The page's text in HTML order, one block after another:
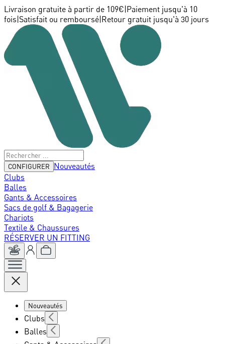
Livraison gratuite à partir de 109€ Paiement jusqu'à 10
fois Satisfait ou remboursé Retour gratuit jusqu'à 30 jours
CONFIGURER
Nouveautés
Clubs
Balles
Gants & Accessoires
Sacs de golf & Bagagerie
Chariots
Textile & Chaussures
RÉSERVER UN FITTING
Nouveautés
Clubs
Balles